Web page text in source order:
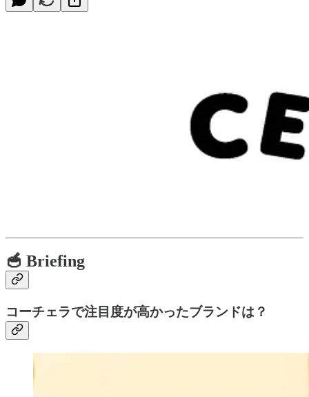
🥣 Briefing
コーチェラで注目度が高かったブランドは？